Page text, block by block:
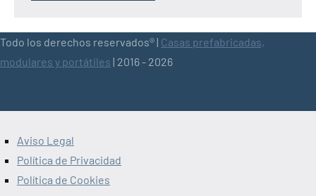
Todo los derechos reservados® | Casas prefabricadas,
modulares y portátiles | 2016 - 2026
Aviso Legal
Política de Privacidad
Política de Cookies